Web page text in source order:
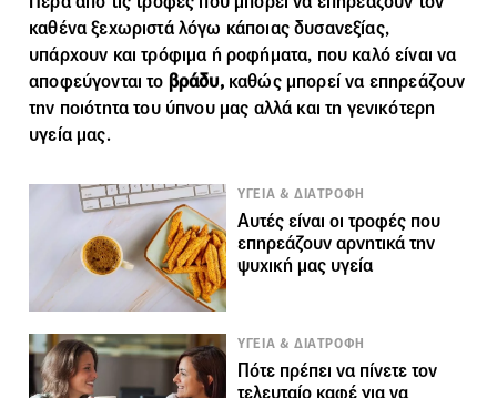
καθένα ξεχωριστά λόγω κάποιας δυσανεξίας,
υπάρχουν και τρόφιμα ή ροφήματα, που καλό είναι να
αποφεύγονται το βράδυ,καθώς μπορεί να επηρεάζουν
την ποιότητα του ύπνου μας αλλά και τη γενικότερη
υγεία μας.
ΥΓΕΙΑ & ΔΙΑΤΡΟΦΗ
Αυτές είναι οι τροφές που
επηρεάζουν αρνητικά την
ψυχική μας υγεία
ΥΓΕΙΑ & ΔΙΑΤΡΟΦΗ
Πότε πρέπει να πίνετε τον
τελευταίο καφέ για να